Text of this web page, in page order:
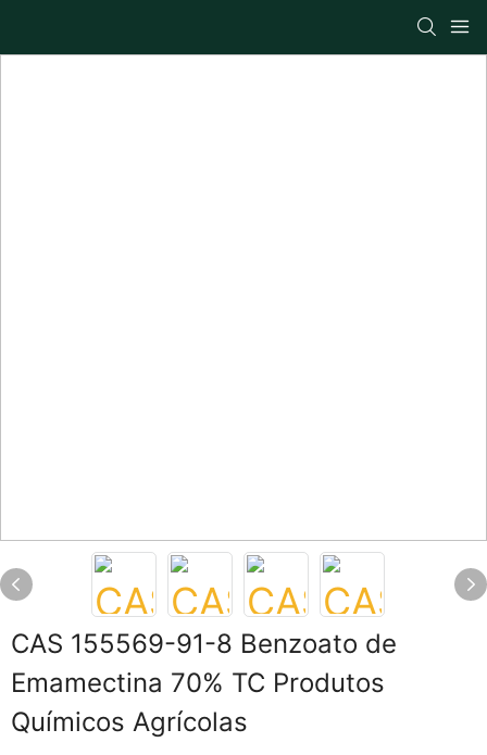
CAS 155569-91-8 Benzoato de
Emamectina 70% TC Produtos
Químicos Agrícolas